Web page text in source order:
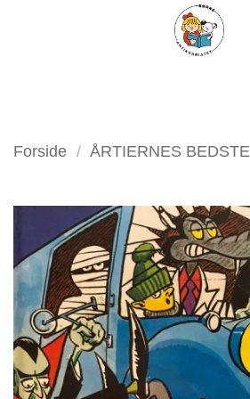
FILTER
Forside / ÅRTIERNES BEDSTE